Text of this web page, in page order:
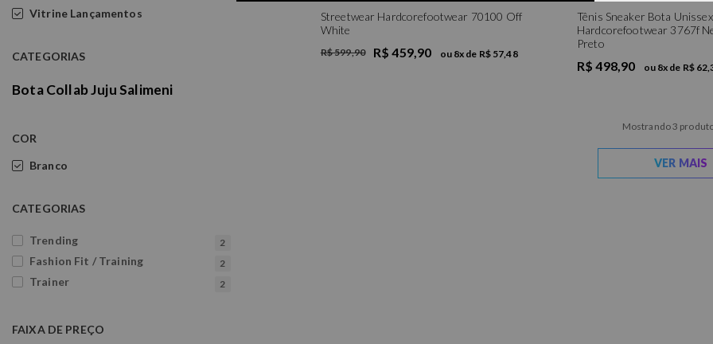
Vitrine Lançamentos
CATEGORIAS
Bota Collab Juju Salimeni
COR
Branco
CATEGORIAS
Trending 2
Fashion Fit / Training 2
Trainer 2
FAIXA DE PREÇO
Streetwear Hardcorefootwear 70100 Off
White
R$ 599,90 R$ 459,90 ou 8x de R$ 57,48
Tênis Sneaker Bota Unissex
Hardcorefootwear 3767f
Preto
R$ 498,90 ou 8x de R$
Mostrando 3
VER MAIS